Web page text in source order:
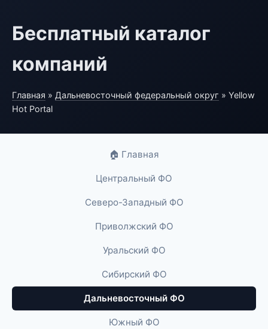
Бесплатный каталог
компаний
Главная » Дальневосточный федеральный округ » Yellow
Hot Portal
🏠 Главная
Центральный ФО
Северо-Западный ФО
Приволжский ФО
Уральский ФО
Сибирский ФО
Дальневосточный ФО
Южный ФО